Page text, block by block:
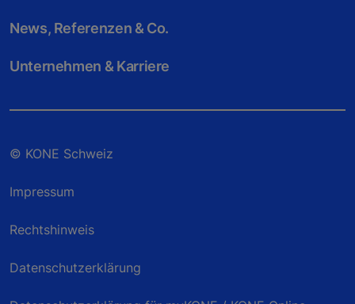
News, Referenzen & Co.
Unternehmen & Karriere
© KONE Schweiz
Impressum
Rechtshinweis
Datenschutzerklärung